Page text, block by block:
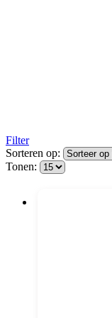
Filter
Sorteren op:
Tonen: